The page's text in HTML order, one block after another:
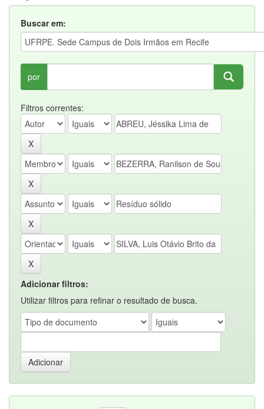
Buscar em:
por
Filtros correntes:
Adicionar filtros:
Utilizar filtros para refinar o resultado de busca.